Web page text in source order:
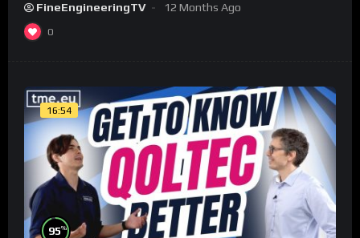
FineEngineeringTV 12 Months Ago
0
16:54
95%